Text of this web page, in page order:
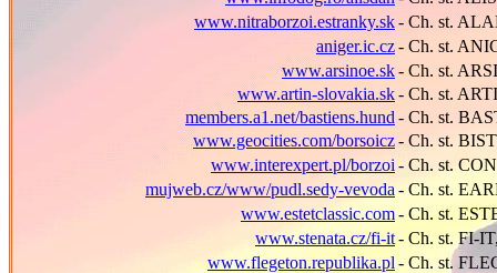
www.nitraborzoi.estranky.sk- Ch. st.
aniger.ic.cz- Ch. st.
www.arsinoe.sk- Ch. st.
www.artin-slovakia.sk- Ch. st.
members.a1.net/bastiens.hund - Ch. st.
www.geocities.com/borsoicz- Ch. st.
www.interexpert.pl/borzoi - Ch. st.
mujweb.cz/www/pudl.sedy-vevoda - Ch. st.
www.estetclassic.com- Ch. st.
www.stenata.cz/fi-it- Ch. st. FI-
www.flegeton.republika.pl - Ch. st.